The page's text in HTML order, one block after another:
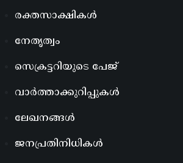
രക്തസാക്ഷികൾ
നേതൃത്വം
സെക്രട്ടറിയുടെ പേജ്
വാർത്താക്കുറിപ്പുകൾ
ലേഖനങ്ങൾ
ജനപ്രതിനിധികൾ